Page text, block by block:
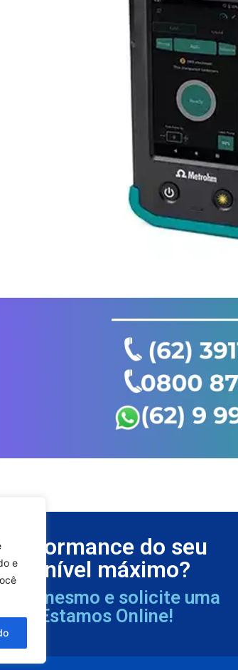
e
do seu
nível máximo?
mesmo e solicite uma
Estamos Online!